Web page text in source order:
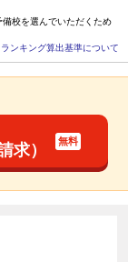
校を選んでいただくため
ランキング算出基準について
求）